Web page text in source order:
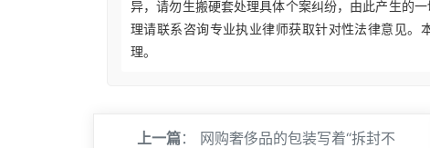
异，请勿生搬硬套处理具体个案纠纷，由此产生的
理请联系咨询专业执业律师获取针对性法律意见。
理。
上一篇： 网购奢侈品的包装写着“拆封不